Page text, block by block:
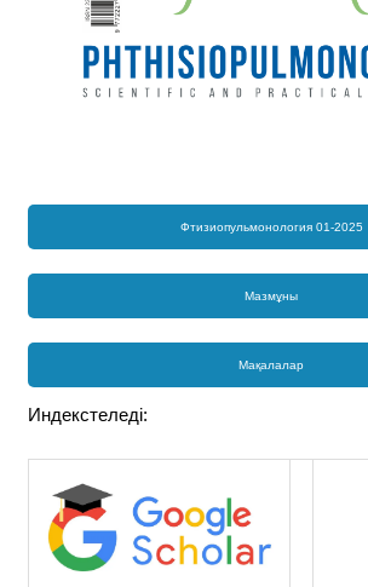
Фтизиопульмонология 01-2025
Мазмұны
Мақалалар
Индекстеледі: